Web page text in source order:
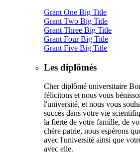
Grant One Big Title
Grant Two Big Title
Grant Three Big Title
Grant Four Big Title
Grant Five Big Title
Les diplômés
Cher diplômé universitaire
félicitons et nous vous
l'université, et nous vous
succés dans votre vie
la fierté de votre famille, de
chère patrie, nous espérons
avec l'université ainsi que
avec elle.